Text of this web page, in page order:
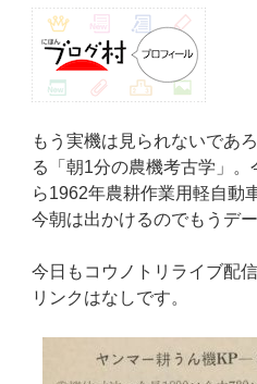
もう実機は見られないであ
る「朝1分の農機考古学」
ら1962年農耕作業用軽自動
今朝は出かけるのでもうデー
今日もコウノトリライブ配
リンクはなしです。